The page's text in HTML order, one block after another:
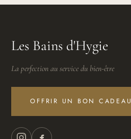
Les Bains d'Hygie
La perfection au service du bien-être
OFFRIR UN BON CADEAU